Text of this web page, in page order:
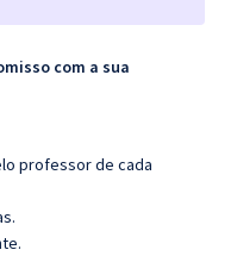
com a sua
professor de cada